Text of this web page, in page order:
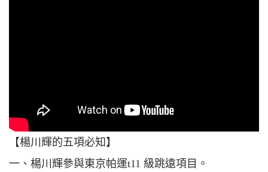
【楊川輝的五項必知】
一、楊川輝參與東京帕運t11 級跳遠項目。